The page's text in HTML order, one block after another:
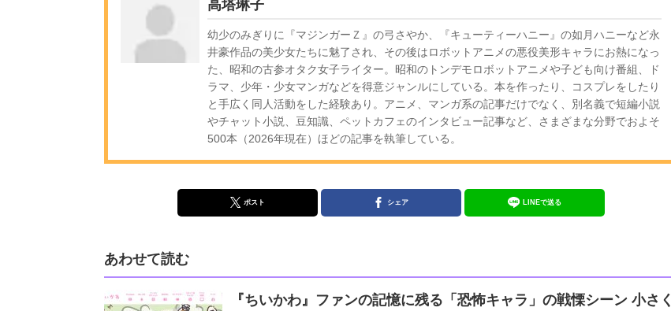
高塔琳子
幼少のみぎりに『マジンガーＺ』の弓さやか、『キューティーハニー』の如月ハニーなど永
井豪作品の美少女たちに魅了され、その後はロボットアニメの悪役美形キャラにお熱になっ
た、昭和の古参オタク女子ライター。昭和のトンデモロボットアニメや子ども向け番組、ド
ラマ、少年・少女マンガなどを得意ジャンルにしている。本を作ったり、コスプレをしたり
と手広く同人活動をした経験あり。アニメ、マンガ系の記事だけでなく、別名義で短編小説
やチャット小説、豆知識、ペットカフェのインタビュー記事など、さまざまな分野でおよそ
500本（2026年現在）ほどの記事を執筆している。
ポスト シェア LINEで送る
あわせて読む
『ちいかわ』ファンの記憶に残る「恐怖キャラ」の戦慄シーン 小さく